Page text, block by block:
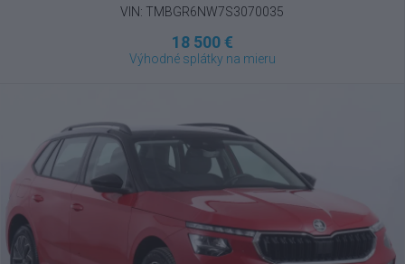
VIN: TMBGR6NW7S3070035
18 500 €
Výhodné splátky na mieru